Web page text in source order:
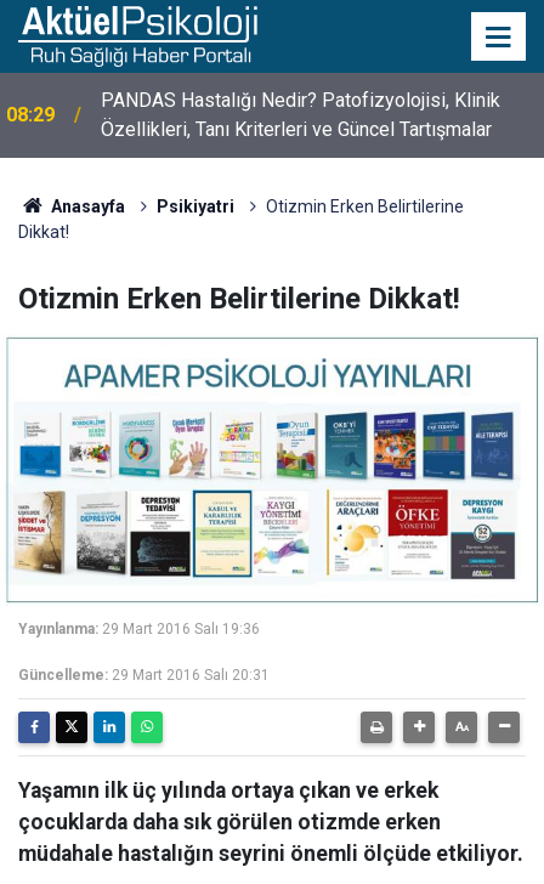
10:30
10 Mayıs Psikologlar Günü Nasıl Ortaya Çıktı? 10
Mayıs Tarihinin Hikayesi
Anasayfa Psikiyatri
Otizmin Erken Belirtilerine
Dikkat!
Otizmin Erken Belirtilerine Dikkat!
Yayınlanma: 29 Mart 2016 Salı 19:36
Güncelleme: 29 Mart 2016 Salı 20:31
Yaşamın ilk üç yılında ortaya çıkan ve erkek
çocuklarda daha sık görülen otizmde erken
müdahale hastalığın seyrini önemli ölçüde etkiliyor.